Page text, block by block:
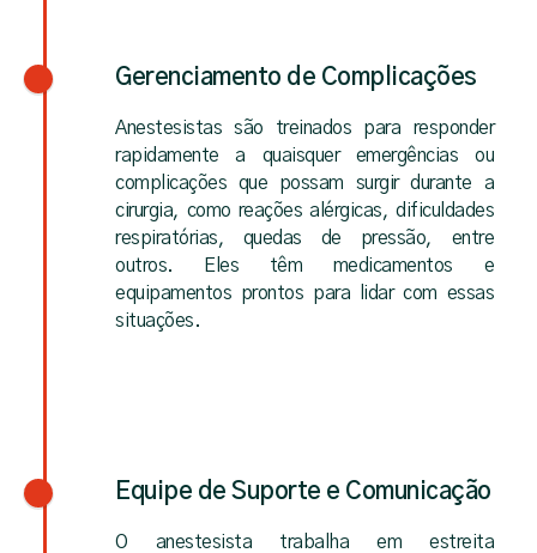
Gerenciamento de Complicações
Anestesistas são treinados para responder
rapidamente a quaisquer emergências ou
complicações que possam surgir durante a
cirurgia, como reações alérgicas, dificuldades
respiratórias, quedas de pressão, entre
outros. Eles têm medicamentos e
equipamentos prontos para lidar com essas
situações.
Equipe de Suporte e Comunicação
O anestesista trabalha em estreita